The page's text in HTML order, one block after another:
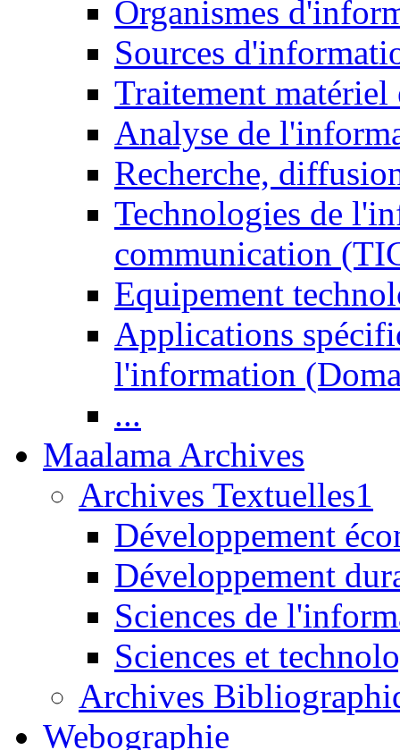
Organismes
Sources
Traitement matériel
Analyse de
Recherche,
Technologies de
communication
Equipement
Applications
l'information
...
Maalama Archives
Archives Textuelles1
Développement
Développement
Sciences de
Sciences et
Archives
Webographie